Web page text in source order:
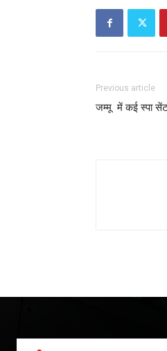
Previous article
जम्मू में कई स्पा